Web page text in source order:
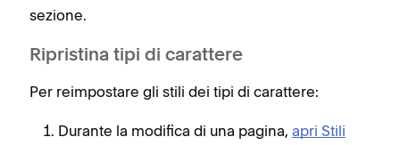
sezione.
Ripristina tipi di carattere
Per reimpostare gli stili dei tipi di carattere:
Durante la modifica di una pagina, apri Stili